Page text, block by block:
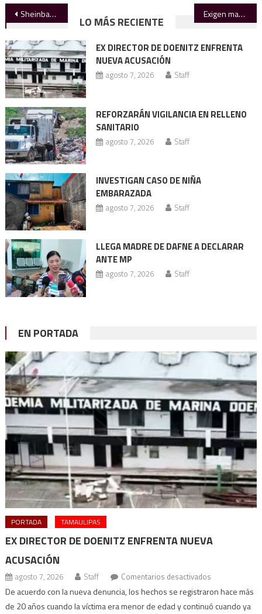
Navegación
de
entradas
Sheinbaum visita Tampico para evaluar el nivel del río Pánuco Exigen mano dura contra quienes tiren basura en la vía pública
LO MÁS RECIENTE
EX DIRECTOR DE DOENITZ ENFRENTA
NUEVA ACUSACIÓN
agosto 7, 2026 Staff
REFORZARÁN VIGILANCIA EN RELLENO
SANITARIO
agosto 7, 2026 Staff
INVESTIGAN CASO DE NIÑA
EMBARAZADA
agosto 7, 2026 Staff
LLEGA MADRE DE DAFNE A DECLARAR
ANTE MP
agosto 7, 2026 Staff
EN PORTADA
PORTADA TAMAULIPAS
EX DIRECTOR DE DOENITZ ENFRENTA NUEVA
ACUSACIÓN
agosto 7, 2026 Staff Comentarios desactivadosen
Ex
director
De acuerdo con la nueva denuncia, los hechos se registraron hace más
de 20 años cuando la víctima era menor de edad y continuó cuando ya